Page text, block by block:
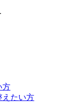
方
えたい方